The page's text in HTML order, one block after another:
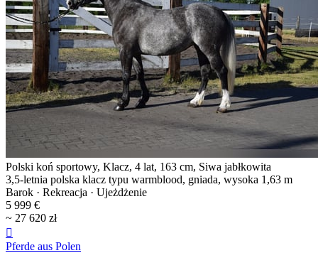
Polski koń sportowy, Klacz, 4 lat, 163 cm, Siwa jabłkowita
3,5-letnia polska klacz typu warmblood, gniada, wysoka 1,63 m
Barok · Rekreacja · Ujeżdżenie
5 999 €
~ 27 620 zł

Pferde aus Polen